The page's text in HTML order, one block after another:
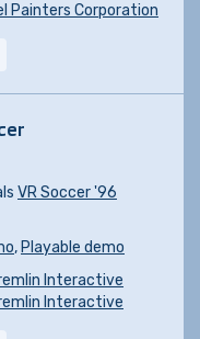
Painters Corporation
VR Soccer '96
, Playable demo
Interactive
Interactive